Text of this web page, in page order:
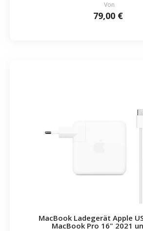
Von
79,00 €
MacBook Ladegerät Apple
MacBook Pro 16" 2021